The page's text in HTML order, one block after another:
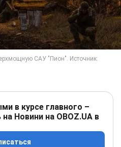
в курсе главного –
Новини на OBOZ.UA в